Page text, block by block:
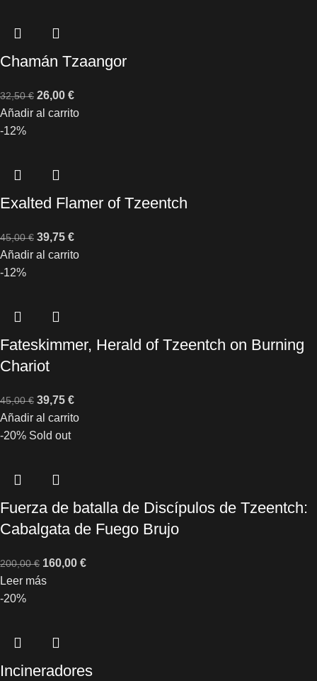
Chamán Tzaangor
32,50€ 26,00 €
Añadir al carrito
-12%
Exalted Flamer of Tzeentch
45,00€ 39,75 €
Añadir al carrito
-12%
Fateskimmer, Herald of Tzeentch on Burning
Chariot
45,00€ 39,75 €
Añadir al carrito
-20% Sold out
Fuerza de batalla de Discípulos de Tzeentch:
Cabalgata de Fuego Brujo
200,00€ 160,00 €
Leer más
-20%
Incineradores